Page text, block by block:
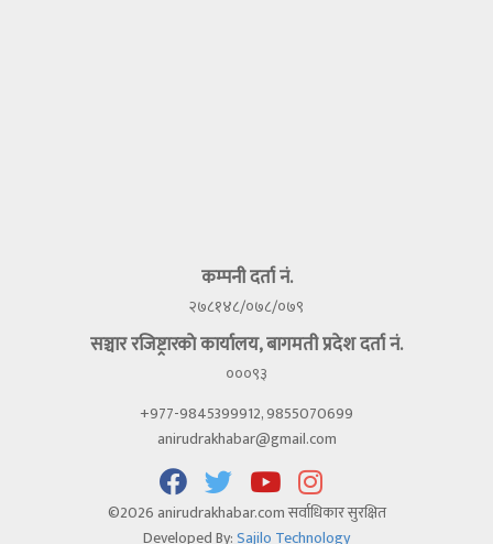
कम्पनी दर्ता नं.
२७८१४८/०७८/०७९
सञ्चार रजिष्ट्रारकाे कार्यालय, बागमती प्रदेश दर्ता नं.
०००९३
+977-9845399912, 9855070699
anirudrakhabar@gmail.com
©2026 anirudrakhabar.com सर्वाधिकार सुरक्षित
Developed By:Sajilo Technology